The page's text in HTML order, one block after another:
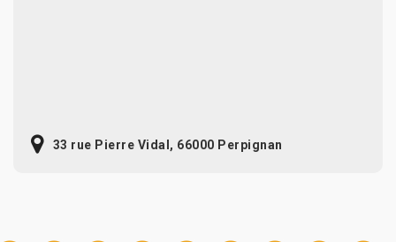
33 rue Pierre Vidal, 66000 Perpignan